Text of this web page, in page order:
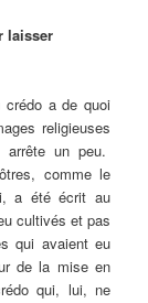
laisser
a de quoi
religieuses
arrête un peu.
comme le
a été écrit au
cultivés et pas
qui avaient eu
de la mise en
qui, lui, ne